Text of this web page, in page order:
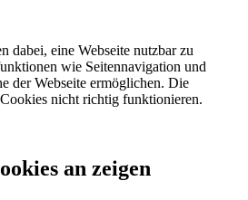
dabei, eine Webseite nutzbar zu
wie Seitennavigation und
der Webseite ermöglichen. Die
nicht richtig funktionieren.
an zeigen